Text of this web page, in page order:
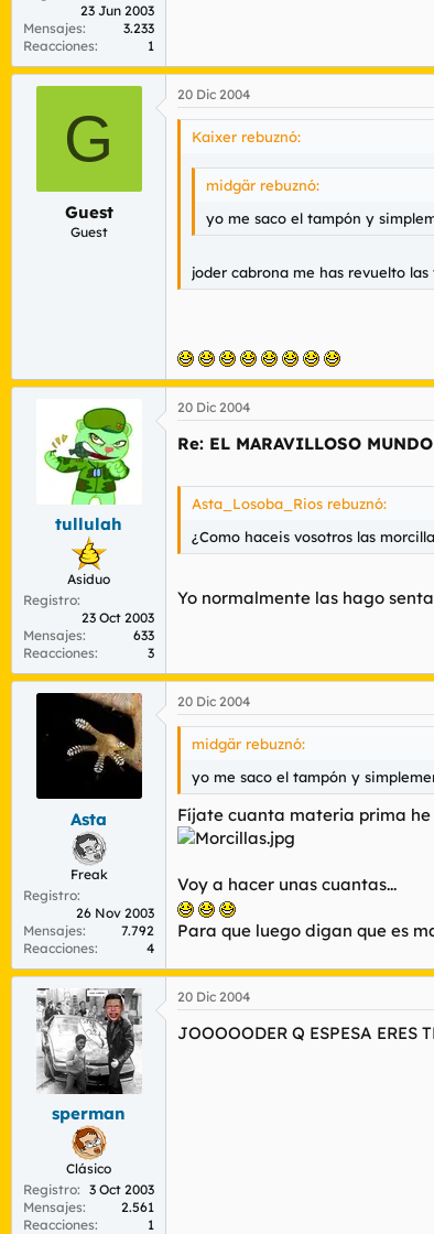
23 Jun 2003
Mensajes
3.233
Reacciones
1
G
Guest
Guest
20 Dic 2004
Kaixer rebuznó:
midgär rebuznó:
yo me saco el tampón y
joder cabrona me has revuelto las
tullulah
Asiduo
Registro
23 Oct 2003
Mensajes
633
Reacciones
3
20 Dic 2004
Re: EL MARAVILLOSO
Asta_Losoba_Rios rebuznó:
¿Como haceis vosotros las
Yo normalmente las hago
Asta
Freak
Registro
26 Nov 2003
Mensajes
7.792
Reacciones
4
20 Dic 2004
midgär rebuznó:
yo me saco el tampón y
Fíjate cuanta materia prima he
Voy a hacer unas cuantas...
Para que luego digan que es
sperman
Clásico
Registro
3 Oct 2003
Mensajes
2.561
Reacciones
1
20 Dic 2004
JOOOOODER Q ESPESA ERES